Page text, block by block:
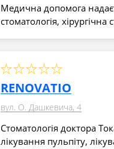
Медична допомога
стоматологія,
RENOVATIO
вул. О. Дашкевича, 4
Стоматологія доктора
лікування пульпіту,